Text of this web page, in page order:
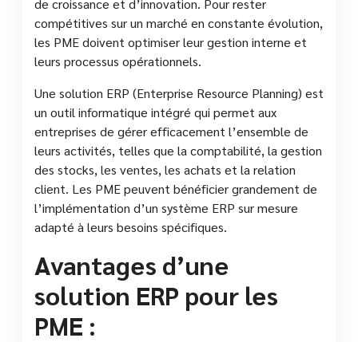
compétitives sur un marché en constante évolution,
les PME doivent optimiser leur gestion interne et
leurs processus opérationnels.
Une solution ERP (Enterprise Resource Planning) est
un outil informatique intégré qui permet aux
entreprises de gérer efficacement l’ensemble de
leurs activités, telles que la comptabilité, la gestion
des stocks, les ventes, les achats et la relation
client. Les PME peuvent bénéficier grandement de
l’implémentation d’un système ERP sur mesure
adapté à leurs besoins spécifiques.
Avantages d’une
solution ERP pour les
PME :